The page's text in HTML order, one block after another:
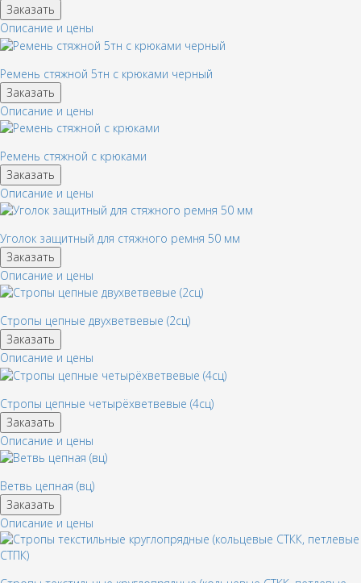
Заказать
Описание и цены
Ремень стяжной 5тн с крюками черный
Заказать
Описание и цены
Ремень стяжной с крюками
Заказать
Описание и цены
Уголок защитный для стяжного ремня 50 мм
Заказать
Описание и цены
Стропы цепные двухветвевые (2сц)
Заказать
Описание и цены
Стропы цепные четырёхветвевые (4сц)
Заказать
Описание и цены
Ветвь цепная (вц)
Заказать
Описание и цены